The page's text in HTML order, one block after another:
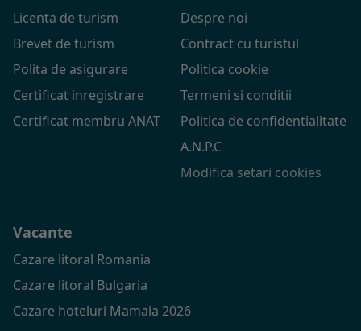
Licenta de turism
Brevet de turism
Polita de asigurare
Certificat inregistrare
Certificat membru ANAT
Despre noi
Contract cu turistul
Politica cookie
Termeni si conditii
Politica de confidentialitate
A.N.P.C
Modifica setari cookies
Vacante
Cazare litoral Romania
Cazare litoral Bulgaria
Cazare hoteluri Mamaia 2026